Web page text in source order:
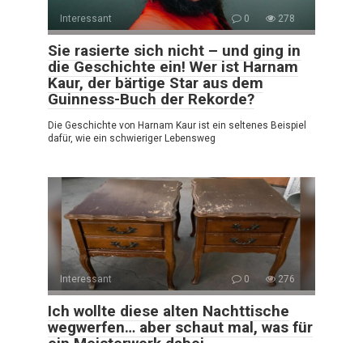
Interessant 0 278
Sie rasierte sich nicht – und ging in
die Geschichte ein! Wer ist Harnam
Kaur, der bärtige Star aus dem
Guinness-Buch der Rekorde?
Die Geschichte von Harnam Kaur ist ein seltenes Beispiel
dafür, wie ein schwieriger Lebensweg
Interessant 0 276
Ich wollte diese alten Nachttische
wegwerfen… aber schaut mal, was für